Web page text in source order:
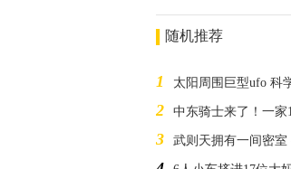
随机推荐
1 太阳周围巨型ufo 科
2 中东骑士来了！一
3 武则天拥有一间密